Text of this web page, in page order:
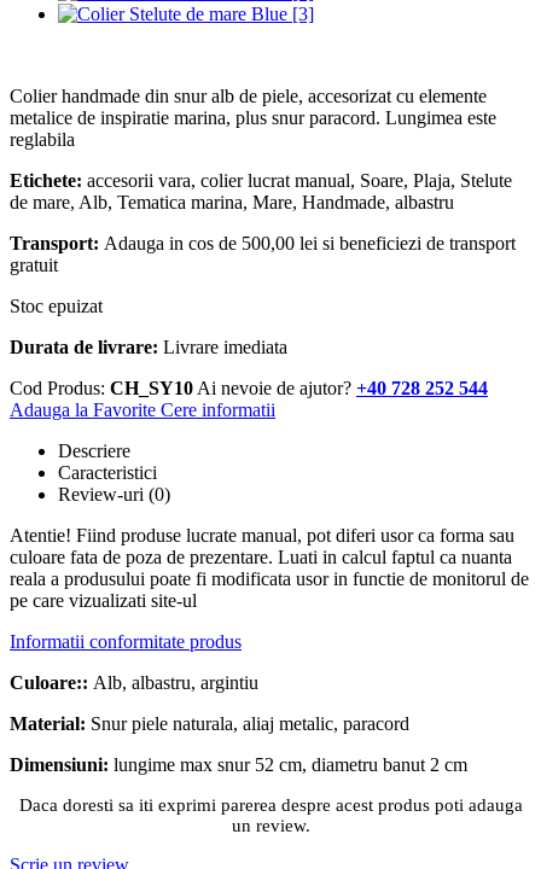
Colier handmade din snur alb de piele, accesorizat cu elemente
metalice de inspiratie marina, plus snur paracord. Lungimea este
reglabila
Etichete: accesorii vara, colier lucrat manual, Soare, Plaja, Stelute
de mare, Alb, Tematica marina, Mare, Handmade, albastru
Transport: Adauga in cos de 500,00 lei si beneficiezi de transport
gratuit
Stoc epuizat
Durata de livrare: Livrare imediata
Cod Produs: CH_SY10 Ai nevoie de ajutor? +40 728 252 544
Adauga la Favorite Cere informatii
Descriere
Caracteristici
Review-uri (0)
Atentie! Fiind produse lucrate manual, pot diferi usor ca forma sau
culoare fata de poza de prezentare. Luati in calcul faptul ca nuanta
reala a produsului poate fi modificata usor in functie de monitorul de
pe care vizualizati site-ul
Informatii conformitate produs
Culoare:: Alb, albastru, argintiu
Material: Snur piele naturala, aliaj metalic, paracord
Dimensiuni: lungime max snur 52 cm, diametru banut 2 cm
Daca doresti sa iti exprimi parerea despre acest produs poti adauga
un review.
Scrie un review